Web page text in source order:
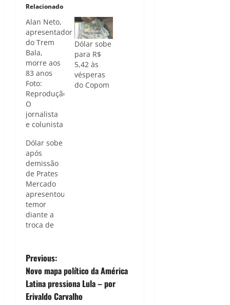
Relacionado
Alan Neto,
apresentador
do Trem
Bala,
morre aos
83 anos
Foto:
Reprodução
O
jornalista
e colunista
esportes,
Alan Neto,
morreu
nesta
quarta-
feira, 3,
aos 83
anos. O
ícone do
apresentador
do "Trem-
Bala"
estava
internado
Dólar sobe
para R$
5,42 às
vésperas
do Copom
Dólar sobe
após
demissão
de Prates
Mercado
apresentou
temor
diante a
troca de
brasileira /
Reprodução
O dólar
voltou a
subir,
P
o
Previous:
Novo mapa político da América
Latina pressiona Lula – por
Erivaldo Carvalho